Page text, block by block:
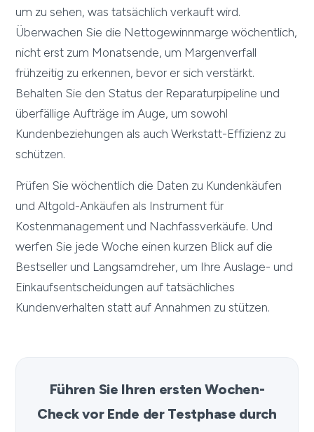
um zu sehen, was tatsächlich verkauft wird.
Überwachen Sie die Nettogewinnmarge wöchentlich,
nicht erst zum Monatsende, um Margenverfall
frühzeitig zu erkennen, bevor er sich verstärkt.
Behalten Sie den Status der Reparaturpipeline und
überfällige Aufträge im Auge, um sowohl
Kundenbeziehungen als auch Werkstatt-Effizienz zu
schützen.
Prüfen Sie wöchentlich die Daten zu Kundenkäufen
und Altgold-Ankäufen als Instrument für
Kostenmanagement und Nachfassverkäufe. Und
werfen Sie jede Woche einen kurzen Blick auf die
Bestseller und Langsamdreher, um Ihre Auslage- und
Einkaufsentscheidungen auf tatsächliches
Kundenverhalten statt auf Annahmen zu stützen.
Führen Sie Ihren ersten Wochen-
Check vor Ende der Testphase durch